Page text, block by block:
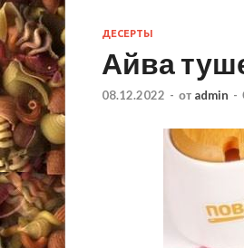
ДЕСЕРТЫ
Айва
08.12.2022 - от admin -